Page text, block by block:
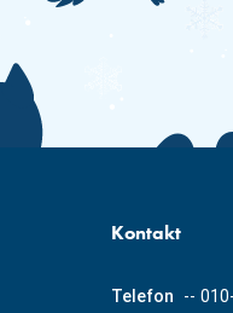
Kontakt
Telefon --